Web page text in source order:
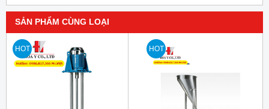
SẢN PHẨM CÙNG LOẠI
HOT HOT